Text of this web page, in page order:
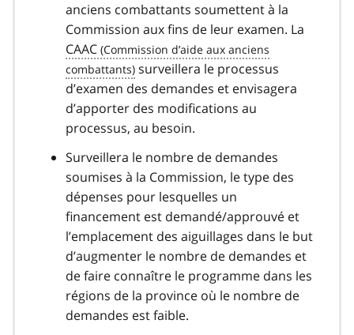
anciens combattants soumettent à la
Commission aux fins de leur examen. La
CAAC
surveillera le processus
d’examen des demandes et envisagera
d’apporter des modifications au
processus, au besoin.
Surveillera le nombre de demandes
soumises à la Commission, le type des
dépenses pour lesquelles un
financement est demandé/approuvé et
l’emplacement des aiguillages dans le but
d’augmenter le nombre de demandes et
de faire connaître le programme dans les
régions de la province où le nombre de
demandes est faible.